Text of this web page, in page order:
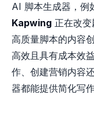
AI 脚本生成器，例
Kapwing 正在改
高质量脚本的内容
高效且具有成本效
作、创建营销内容
器都能提供简化写